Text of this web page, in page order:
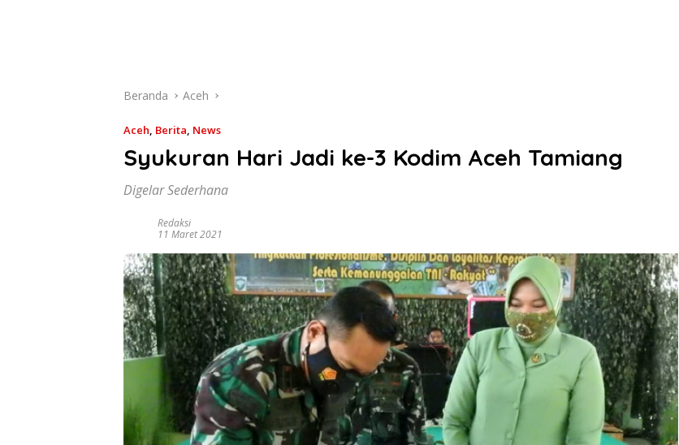
Beranda Aceh
Aceh, Berita, News
Syukuran Hari Jadi ke-3 Kodim Aceh Tamiang
Digelar Sederhana
Redaksi
11 Maret 2021